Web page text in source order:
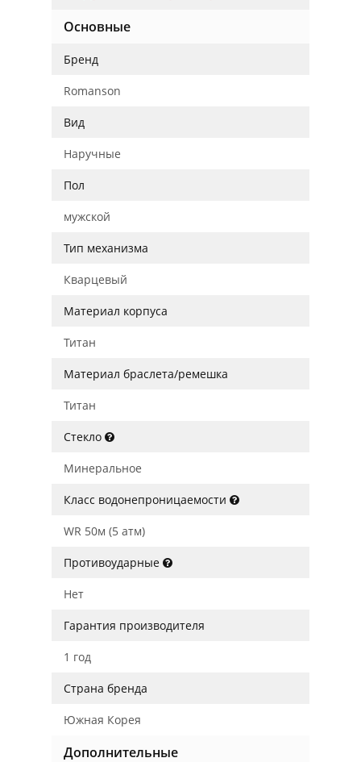
Основные
Бренд
Romanson
Вид
Наручные
Пол
мужской
Тип механизма
Кварцевый
Материал корпуса
Титан
Материал браслета/ремешка
Титан
Стекло
Минеральное
Класс водонепроницаемости
WR 50м (5 атм)
Противоударные
Нет
Гарантия производителя
1 год
Страна бренда
Южная Корея
Дополнительные